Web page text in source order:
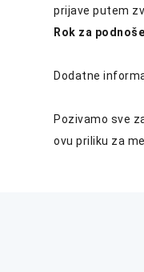
prijave putem
Rok za
Dodatne
Pozivamo sve
ovu priliku za